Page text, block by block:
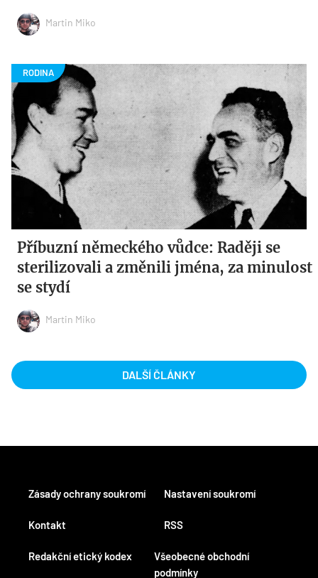
Martin Miko
Příbuzní německého vůdce: Raději se
sterilizovali a změnili jména, za minulost
se stydí
Martin Miko
DALŠÍ ČLÁNKY
Kontakt
Redakční etický kodex
RSS
Všeobecné obchodní
podmínky
Zásady ochrany soukromí Nastavení soukromí